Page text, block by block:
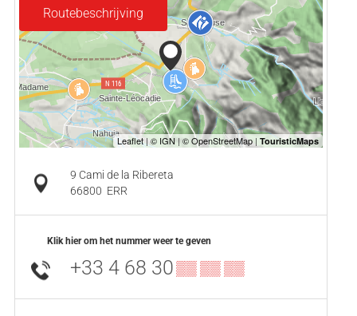
Routebeschrijving
9 Cami de la Ribereta
66800 ERR
Klik hier om het nummer weer te geven
+33 4 68 30▒▒ ▒▒ ▒▒